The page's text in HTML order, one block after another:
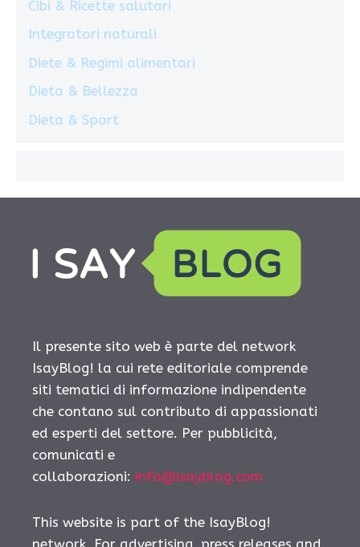
Cibi & Ricette salutari
Integratori naturali
Diete & Regimi alimentari
Dieta & Bellezza
Dieta & Sport
Il presente sito web è parte del network
IsayBlog! la cui rete editoriale comprende
siti tematici di informazione indipendente
che contano sul contributo di appassionati
ed esperti del settore. Per pubblicità,
comunicati e
collaborazioni: info@isayblog.com
This website is part of the IsayBlog!
network. For advertising, press releases and